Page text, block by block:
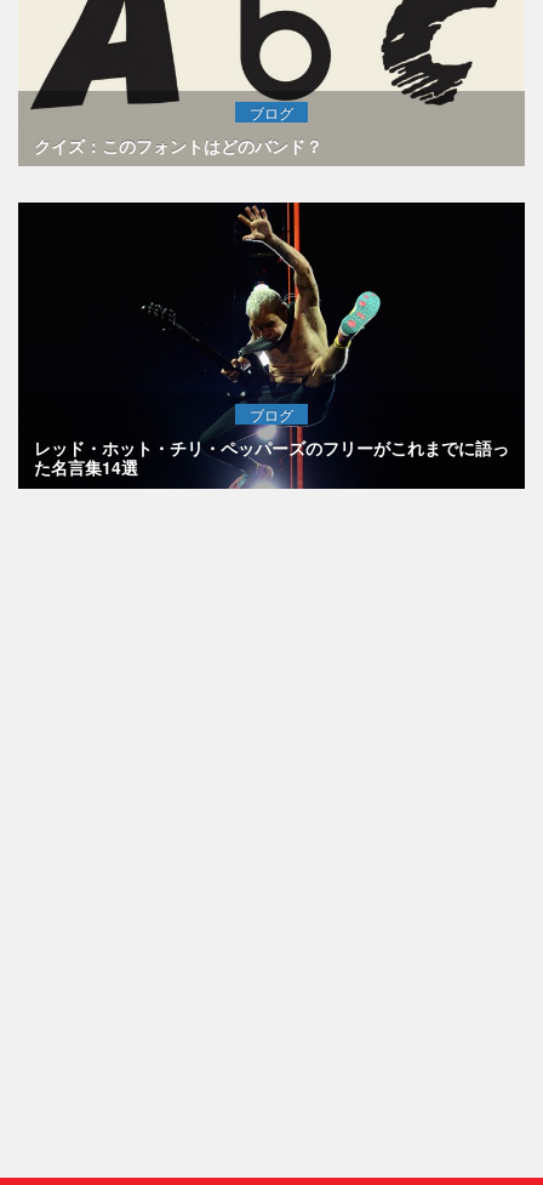
ブログ
クイズ：このフォントはどのバンド？
ブログ
レッド・ホット・チリ・ペッパーズのフリーがこれまでに語っ
た名言集14選